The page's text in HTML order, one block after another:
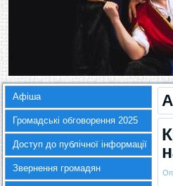
Афіша
Громадські обговорення 2025
Доступ до публічної інформації
Звернення громадян